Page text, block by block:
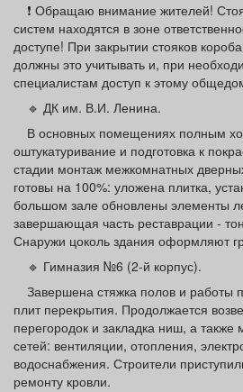
❗ ️Обращаю внимание жителей!
систем находятся в зоне
доступе! При закрытии стояков
должны это учитывать и, при
специалистам доступ к этому
🔹 ДК им. В.И. Ленина.
В основных помещениях полным
оштукатуривание и подготовка к
стадии монтаж межкомнатных
готовы на 100%: уложена плитка,
большом зале обновлены элементы
завершающая часть реставрации -
Снаружи цоколь здания оформляют
🔹 Гимназия №6 (2-й корпус).
Завершена стяжка полов и работы
плит перекрытия. Продолжается
перегородок и закладка ниш, а
сетей: вентиляции, отопления,
водоснабжения. Строители
ремонту кровли.